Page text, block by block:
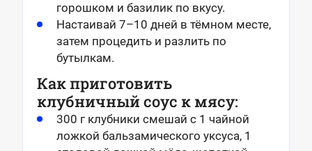
горошком и базилик по вкусу.
Настаивай 7–10 дней в тёмном месте,
затем процедить и разлить по
бутылкам.
Как приготовить
клубничный соус к мясу:
300 г клубники смешай с 1 чайной
ложкой бальзамического уксуса, 1